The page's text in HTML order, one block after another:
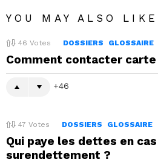
YOU MAY ALSO LIKE
46 Votes DOSSIERS GLOSSAIRE
Comment contacter
46
47 Votes DOSSIERS GLOSSAIRE
Qui paye les dettes en
surendettement ?